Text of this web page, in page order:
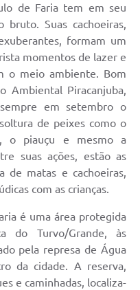
de Faria tem em seu
Suas cachoeiras,
formam um
momentos de lazer e
o meio ambiente. Bom
Ambiental Piracanjuba,
em setembro o
de peixes como o
o piauçu e mesmo a
suas ações, estão as
de matas e cachoeiras,
com as crianças.
é uma área protegida
do Turvo/Grande, às
pela represa de Água
da cidade. A reserva,
e caminhadas, localiza-